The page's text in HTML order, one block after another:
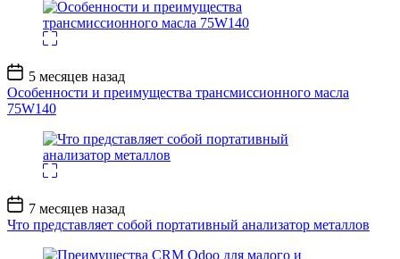
Дата
записи
5 месяцев назад
Особенности и преимущества трансмиссионного масла
75W140
Дата
записи
7 месяцев назад
Что представляет собой портативный анализатор металлов